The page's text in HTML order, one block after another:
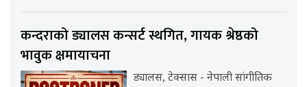
कन्दराको ड्यालस कन्सर्ट स्थगित, गायक श्रेष्ठको
भावुक क्षमायाचना
ड्यालस, टेक्सास - नेपाली सांगीतिक